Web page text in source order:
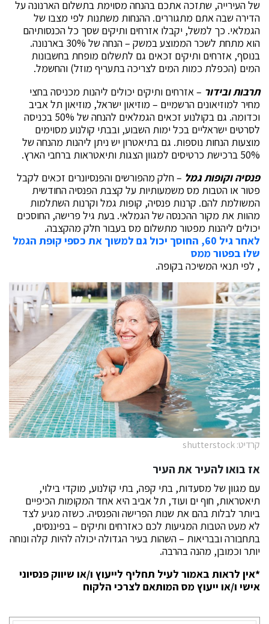
של העירייה, שתזכה אתכם בהנחה מסוימת בתשלום הארנונה על
הדירה שבה אתם מתגוררים. ההנחות משתנות לפי מצבו של
הגמלאי. כך למשל, יקבלו אזרחים ותיקים שסך כל הכנסותיהם
הוא מתחת לשכר הממוצע במשק – הנחה של 30% בארנונה.
בנוסף, אזרחים ותיקים זכאים גם לתשלום מופחת בחשבונות
המים (הכפלת כמות המים לצריכה בתעריף מוזל) והחשמל.
תרבות ובידור – אזרחים ותיקים יכולים ליהנות מכניסה בחצי
מחיר למוזיאונים הרשמיים – מוזיאון ישראל, מוזיאון תל אביב
וכדומה. גם בקולנוע זכאים הגמלאים להנחה של 50% בכניסה
לסרטים ישראליים בכל ימות השבוע, ובבתי קולנוע מסוימים
מוצעות הנחות נוספות. גם בתיאטרון יש ניתן ליהנות מהנחה של
50% ברכישת כרטיסים למגוון הצגות ותיאטראות ברחבי הארץ.
פנסיה וקופות גמל – חלק מהפורשים והפנסיונרים זכאים לקבל
פטור או הטבות מס משמעותיות על קצבת הפנסיה החודשית
המשולמת להם. קרנות פנסיה, קופות גמל וקרנות השתלמות
מהוות את מקור ההכנסה של הגמלאי. בעת גיל פרישה, החוסכים
יכולים ליהנות מפטור מתשלום מס בעבור חלק מהקצבה.
לאחר גיל 60, החוסך יכול גם למשוך את כספי קופת הגמל
שלו בפטור ממס
, לפי תנאי המשיכה בקופה.
קרדיט: shutterstock
אז בואו להעיר את העיר
עם מגוון של מסעדות, בתי קפה, בתי קולנוע, מוקדי בילוי,
תיאטראות, חוף ים ועוד, תל אביב היא אחד המקומות הכיפיים
ביותר לבלות בהם את שנות הפרישה והפנסיה. כשזה מגיע לצד
לא מעט הטבות המגיעות לכם כאזרחים ותיקים – בפיננסים,
בתחבורה ובבריאות – השהות בעיר הגדולה יכולה להיות קלה ונוחה
יותר וכמובן, מהנה בהרבה.
*אין לראות באמור לעיל תחליף לייעוץ ו/או שיווק פנסיוני
אישי ו/או ייעוץ מס המותאם לצרכי הלקוח